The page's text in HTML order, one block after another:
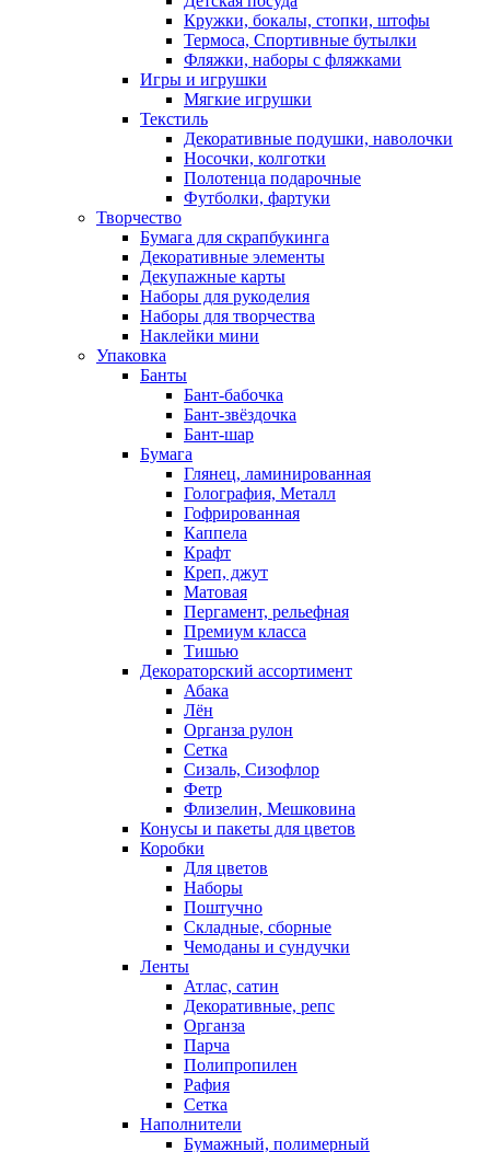
Кружки, бокалы, стопки, штофы
Термоса, Спортивные бутылки
Фляжки, наборы с фляжками
Игры и игрушки
Мягкие игрушки
Текстиль
Декоративные подушки, наволочки
Носочки, колготки
Полотенца подарочные
Футболки, фартуки
Творчество
Бумага для скрапбукинга
Декоративные элементы
Декупажные карты
Наборы для рукоделия
Наборы для творчества
Наклейки мини
Упаковка
Банты
Бант-бабочка
Бант-звёздочка
Бант-шар
Бумага
Глянец, ламинированная
Голография, Металл
Гофрированная
Каппела
Крафт
Креп, джут
Матовая
Пергамент, рельефная
Премиум класса
Тишью
Декораторский ассортимент
Абака
Лён
Органза рулон
Сетка
Сизаль, Сизофлор
Фетр
Флизелин, Мешковина
Конусы и пакеты для цветов
Коробки
Для цветов
Наборы
Поштучно
Складные, сборные
Чемоданы и сундучки
Ленты
Атлас, сатин
Декоративные, репс
Органза
Парча
Полипропилен
Рафия
Сетка
Наполнители
Бумажный, полимерный